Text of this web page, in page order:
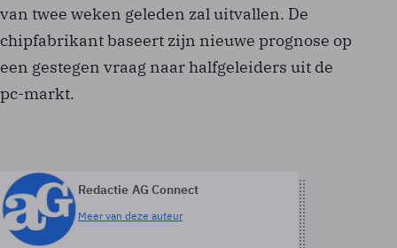
van twee weken geleden zal uitvallen. De
chipfabrikant baseert zijn nieuwe prognose op
een gestegen vraag naar halfgeleiders uit de
pc-markt.
Redactie AG Connect
Meer van deze auteur